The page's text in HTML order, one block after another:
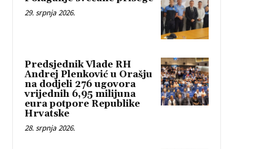
29. srpnja 2026.
Predsjednik Vlade RH
Andrej Plenković u Orašju
na dodjeli 276 ugovora
vrijednih 6,95 milijuna
eura potpore Republike
Hrvatske
28. srpnja 2026.